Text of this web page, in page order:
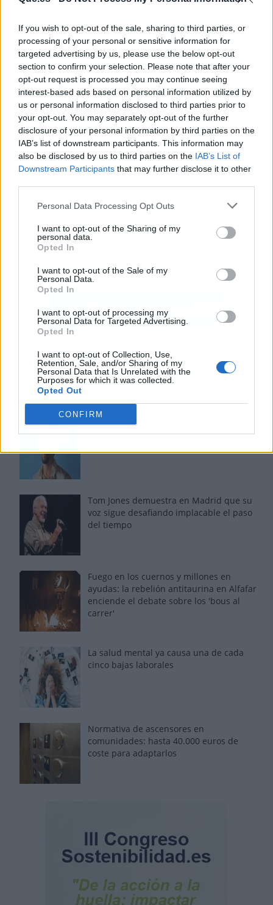
If you wish to opt-out of the sale, sharing to third parties, or
processing of your personal or sensitive information for
targeted advertising by us, please use the below opt-out
section to confirm your selection. Please note that after your
opt-out request is processed you may continue seeing
interest-based ads based on personal information utilized by
us or personal information disclosed to third parties prior to
your opt-out. You may separately opt-out of the further
disclosure of your personal information by third parties on the
IAB’s list of downstream participants. This information may
also be disclosed by us to third parties on the IAB’s List of
Downstream Participants that may further disclose it to other
Personal Data Processing Opt Outs
I want to opt-out of the Sharing of my
personal data.
Opted In
I want to opt-out of the Sale of my
Personal Data.
Opted In
I want to opt-out of processing my
Personal Data for Targeted Advertising.
Opted In
I want to opt-out of Collection, Use,
Retention, Sale, and/or Sharing of my
Personal Data that Is Unrelated with the
Purposes for which it was collected.
Opted Out
CONFIRM
Publicidad
Los más vistos
Los 7 mejores discos de Bad Bunny,
ordenados de mejor a peor
Tom Jones demuestra en Madrid que su
voz sigue desafiando implacable el paso
del tiempo
Fuego en los cuernos y millones en
ayudas: la rebelión antitaurina en Alfafar
enciende el debate sobre los 'bous al
carrer'
La salud mental ya causa una de cada
cinco bajas laborales
Normativa de ascensores en
comunidades: hasta 40.000 euros de
coste para adaptarlos